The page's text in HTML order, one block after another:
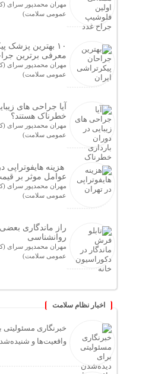
مهران محمدپور سرای
عمومی سلامت)
۱۰ بهترین پزشک
معرفی برترین
مهران محمدپور سرای
عمومی سلامت)
آیا جراحی های
خطرناک هستند؟
مهران محمدپور سرای
عمومی سلامت)
هزینه
عوامل موثر بر
مهران محمدپور سرای
عمومی سلامت)
راز ماندگاری بعضی
روانشناسی
مهران محمدپور سرای
عمومی سلامت)
اخبار نظام سلامت
خبرنگاری
واقعیت‌ها و